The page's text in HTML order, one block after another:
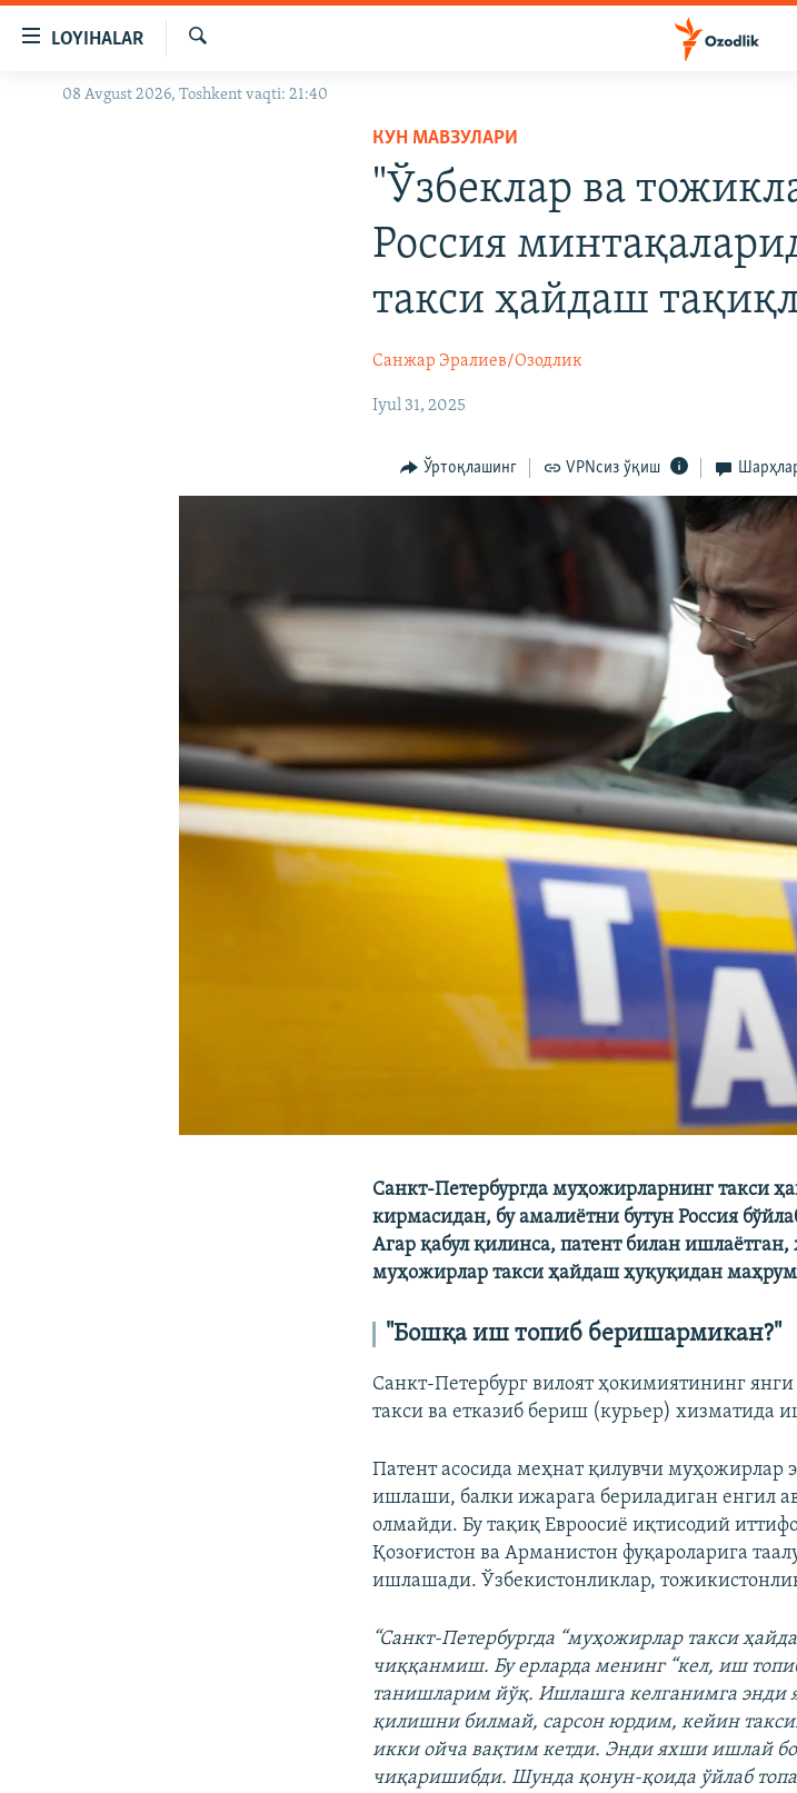
Бош
LOYIHALAR
OZODLIK SURISHTIRUVLARI
Излаш
08 Avgust 2026, Toshkent vaqti: 21:40
КУН МАВЗУЛАРИ
"Ўзбеклар ва
Россия
такси ҳайдаш
Санжар Эралиев/Озодлик
Iyul 31, 2025
Ўртоқлашинг VPNсиз ўқиш
Санкт-Петербургда муҳожирларнинг такси
кирмасидан, бу амалиётни бутун Россия
Агар қабул қилинса, патент билан
муҳожирлар такси ҳайдаш ҳуқуқидан маҳрум
"Бошқа иш топиб беришармикан?"
Санкт-Петербург вилоят ҳокимиятининг
такси ва етказиб бериш (курьер) хизматида
Патент асосида меҳнат қилувчи муҳожирлар
ишлаши, балки ижарага бериладиган енгил
олмайди. Бу тақиқ Евроосиё иқтисодий
Қозоғистон ва Арманистон фуқароларига
ишлашади. Ўзбекистонликлар,
“Санкт-Петербургда “муҳожирлар такси
чиққанмиш. Бу ерларда менинг “кел, иш
танишларим йўқ. Ишлашга келганимга энди
қилишни билмай, сарсон юрдим, кейин
икки ойча вақтим кетди. Энди яхши ишлай
чиқаришибди. Шунда қонун-қоида ўйлаб